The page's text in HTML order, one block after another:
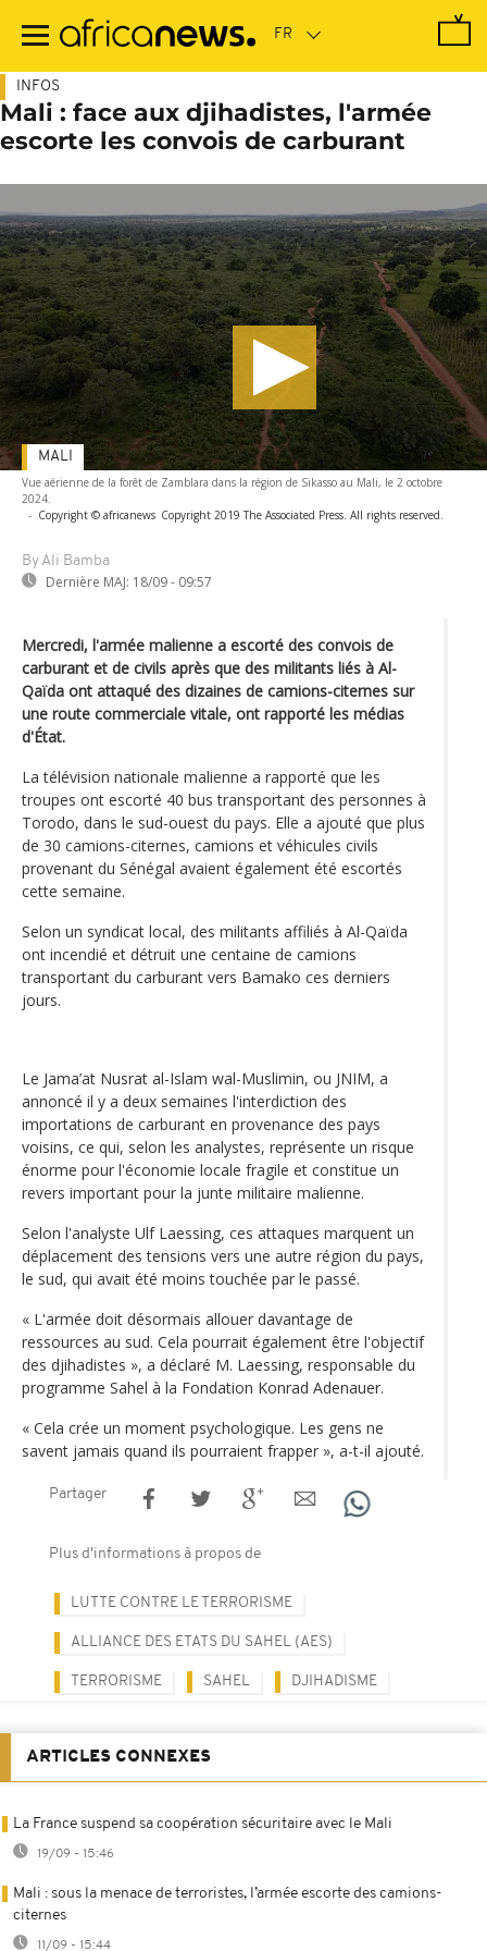
contenu
INFOS
Mali : face aux djihadistes, l'armée
escorte les convois de carburant
Vue aérienne de la forêt de Zamblara dans la région de Sikasso au Mali, le 2 octobre
2024.
- Copyright © africanews Copyright 2019 The Associated Press. All rights reserved.
By Ali Bamba
Dernière MAJ: 18/09 - 09:57
MALI
Mercredi, l'armée malienne a escorté des convois de
carburant et de civils après que des militants liés à Al-
Qaïda ont attaqué des dizaines de camions-citernes sur
une route commerciale vitale, ont rapporté les médias
d'État.
La télévision nationale malienne a rapporté que les
troupes ont escorté 40 bus transportant des personnes à
Torodo, dans le sud-ouest du pays. Elle a ajouté que plus
de 30 camions-citernes, camions et véhicules civils
provenant du Sénégal avaient également été escortés
cette semaine.
Selon un syndicat local, des militants affiliés à Al-Qaïda
ont incendié et détruit une centaine de camions
transportant du carburant vers Bamako ces derniers
jours.
Le Jama’at Nusrat al-Islam wal-Muslimin, ou JNIM, a
annoncé il y a deux semaines l'interdiction des
importations de carburant en provenance des pays
voisins, ce qui, selon les analystes, représente un risque
énorme pour l'économie locale fragile et constitue un
revers important pour la junte militaire malienne.
Selon l'analyste Ulf Laessing, ces attaques marquent un
déplacement des tensions vers une autre région du pays,
le sud, qui avait été moins touchée par le passé.
« L'armée doit désormais allouer davantage de
ressources au sud. Cela pourrait également être l'objectif
des djihadistes », a déclaré M. Laessing, responsable du
programme Sahel à la Fondation Konrad Adenauer.
« Cela crée un moment psychologique. Les gens ne
savent jamais quand ils pourraient frapper », a-t-il ajouté.
Partager
Plus d'informations à propos de
LUTTE CONTRE LE TERRORISME
ALLIANCE DES ETATS DU SAHEL (AES)
TERRORISME SAHEL DJIHADISME
ARTICLES CONNEXES
La France suspend sa coopération sécuritaire avec le Mali
19/09 - 15:46
Mali : sous la menace de terroristes, l’armée escorte des camions-
citernes
11/09 - 15:44